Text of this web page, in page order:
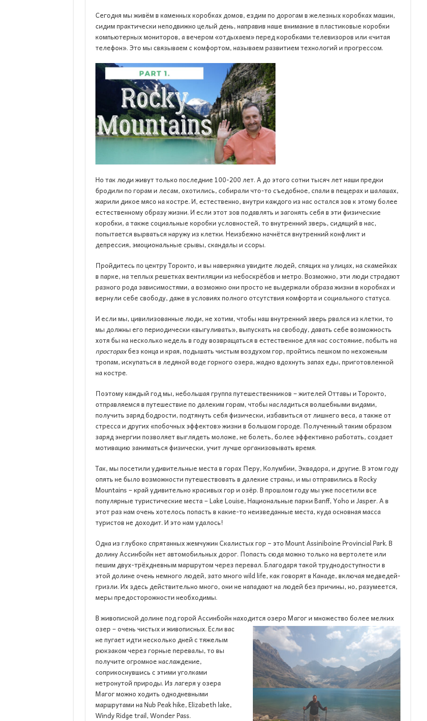
Сегодня мы живём в каменных коробках домов, ездим по дорогам в железных коробках машин,
сидим практически неподвижно целый день, направив наше внимание в пластиковые коробки
компьютерных мониторов, а вечером «отдыхаем» перед коробками телевизоров или «читая
телефон». Это мы связываем с комфортом, называем развитием технологий и прогрессом.
Но так люди живут только последние 100-200 лет. А до этого сотни тысяч лет наши предки
бродили по горам и лесам, охотились, собирали что-то съедобное, спали в пещерах и шалашах,
жарили дикое мясо на костре. И, естественно, внутри каждого из нас остался зов к этому более
естественному образу жизни. И если этот зов подавлять и загонять себя в эти физические
коробки, а также социальные коробки условностей, то внутренний зверь, сидящий в нас,
попытается вырваться наружу из клетки. Неизбежно начнётся внутренний конфликт и
депрессия, эмоциональные срывы, скандалы и ссоры.
Пройдитесь по центру Торонто, и вы наверняка увидите людей, спящих на улицах, на скамейках
в парке, на теплых решетках вентиляции из небоскрёбов и метро. Возможно, эти люди страдают
разного рода зависимостями, а возможно они просто не выдержали образа жизни в коробках и
вернули себе свободу, даже в условиях полного отсутствия комфорта и социального статуса.
И если мы, цивилизованные люди, не хотим, чтобы наш внутренний зверь рвался из клетки, то
мы должны его периодически «выгуливать», выпускать на свободу, давать себе возможность
хотя бы на несколько недель в году возвращаться в естественное для нас состояние, побыть на
просторахбез конца и края, подышать чистым воздухом гор, пройтись пешком по нехоженым
тропам, искупаться в ледяной воде горного озера, жадно вдохнуть запах еды, приготовленной
на костре.
Поэтому каждый год мы, небольшая группа путешественников – жителей Оттавы и Торонто,
отправляемся в путешествие по далеким горам, чтобы насладиться волшебными видами,
получить заряд бодрости, подтянуть себя физически, избавиться от лишнего веса, а также от
стресса и других «побочных эффектов» жизни в большом городе. Полученный таким образом
заряд энергии позволяет выглядеть моложе, не болеть, более эффективно работать, создает
мотивацию заниматься физически, учит лучше организовывать время.
Так, мы посетили удивительные места в горах Перу, Колумбии, Эквадора, и другие. В этом году
опять не было возможности путешествовать в далекие страны, и мы отправились в Rocky
Mountains – край удивительно красивых гор и озёр. В прошлом году мы уже посетили все
популярные туристические места – Lake Louise, Национальные парки Banff, Yoho и Jasper. А в
этот раз нам очень хотелось попасть в какие-то неизведанные места, куда основная масса
туристов не доходит. И это нам удалось!
Одна из глубоко спрятанных жемчужин Скалистых гор – это Mount Assiniboine Provincial Park. В
долину Ассинбойн нет автомобильных дорог. Попасть сюда можно только на вертолете или
пешим двух-трёхдневным маршрутом через перевал. Благодаря такой труднодоступности в
этой долине очень немного людей, зато много wild life, как говорят в Канаде, включая медведей-
гризли. Их здесь действительно много, они не нападают на людей без причины, но, разумеется,
меры предосторожности необходимы.
В живописной долине под горой Ассинбойн находится озеро Магог и множество более мелких
озер – очень чистых и живописных. Если вас
не пугает идти несколько дней с тяжелым
рюкзаком через горные перевалы, то вы
получите огромное наслаждение,
соприкоснувшись с этими уголками
нетронутой природы. Из лагеря у озера
Магог можно ходить однодневными
маршрутами на Nub Peak hike, Elizabeth lake,
Windy Ridge trail, Wonder Pass.